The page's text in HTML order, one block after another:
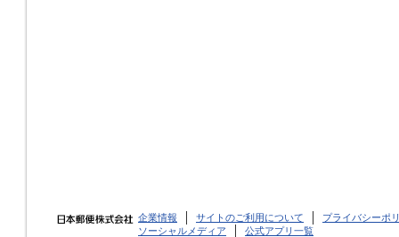
企業情報 サイトのご利用について
プライバシーポ
ソーシャルメディア
公式アプリ一覧